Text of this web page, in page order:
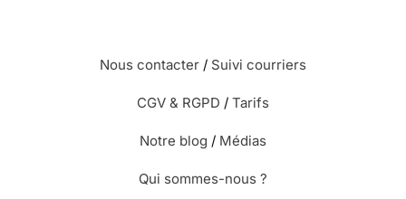
Nous contacter / Suivi courriers
CGV & RGPD / Tarifs
Notre blog / Médias
Qui sommes-nous ?